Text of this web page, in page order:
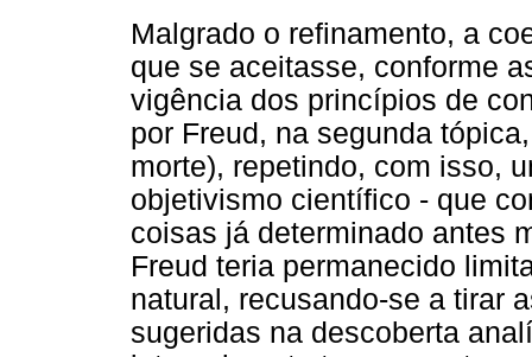
Malgrado o refinamento, a
que se aceitasse, conforme
vigência dos princípios de
por Freud, na segunda
morte), repetindo, com isso,
objetivismo científico - que
coisas já determinado antes
Freud teria permanecido
natural, recusando-se a tirar
sugeridas na descoberta